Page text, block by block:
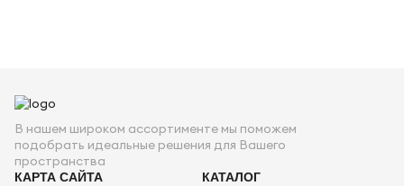
В нашем широком ассортименте мы поможем
подобрать идеальные решения для Вашего
пространства
КАРТА САЙТА КАТАЛОГ